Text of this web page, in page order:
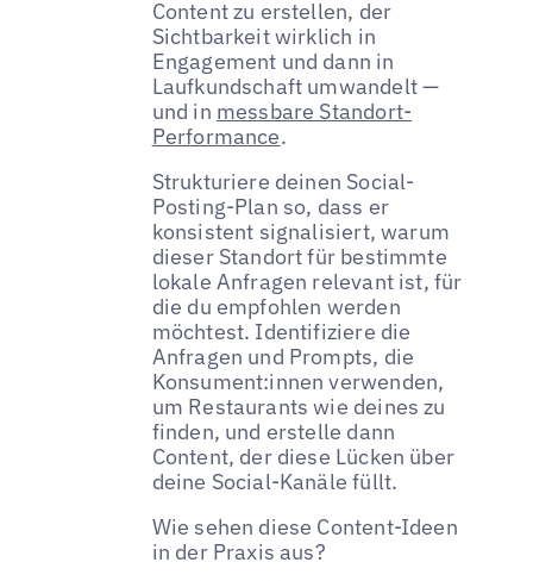
Content zu erstellen, der
Sichtbarkeit wirklich in
Engagement und dann in
Laufkundschaft umwandelt —
und in messbare Standort-
Performance.
Strukturiere deinen Social-
Posting-Plan so, dass er
konsistent signalisiert, warum
dieser Standort für bestimmte
lokale Anfragen relevant ist, für
die du empfohlen werden
möchtest. Identifiziere die
Anfragen und Prompts, die
Konsument:innen verwenden,
um Restaurants wie deines zu
finden, und erstelle dann
Content, der diese Lücken über
deine Social-Kanäle füllt.
Wie sehen diese Content-Ideen
in der Praxis aus?